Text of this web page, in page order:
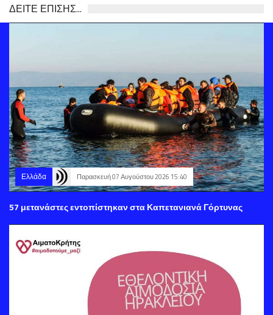
ΔΕΙΤΕ ΕΠΙΣΗΣ...
Ελλάδα Παρασκευή 07 Αυγούστου 2026 15:40
57 μετανάστες εντοπίστηκαν στα Καπετανιανά Γόρτυνας